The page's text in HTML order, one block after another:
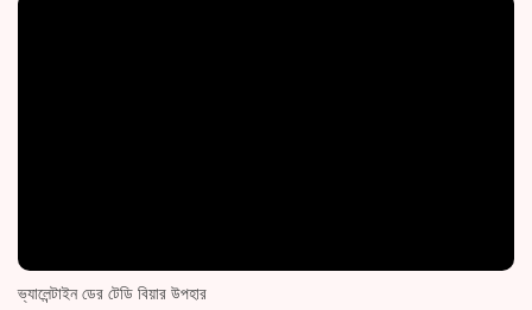
ভ্যালেন্টাইন ডের টেডি বিয়ার উপহার